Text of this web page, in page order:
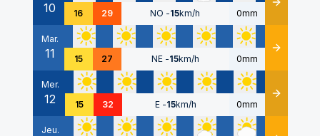
10 16 29 NO -15km/h 0mm Détails
Mar.
11 15 27 NE -15km/h 0mm Détails
Mer.
12 15 32 E -15km/h 0mm Détails
Jeu.